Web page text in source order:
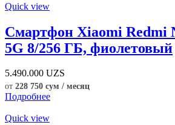
Quick view
Смартфон Xiaomi Redmi
5G 8/256 ГБ, фиолетовый
5.490.000 UZS
от 228 750 сум / месяц
Подробнее
Quick view